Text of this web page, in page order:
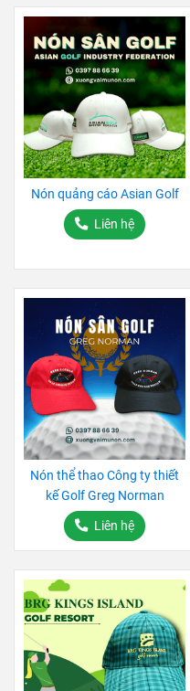
Nón quảng cáo Asian Golf
Liên hệ
Nón thể thao Công ty thiết
kế Golf Greg Norman
Liên hệ